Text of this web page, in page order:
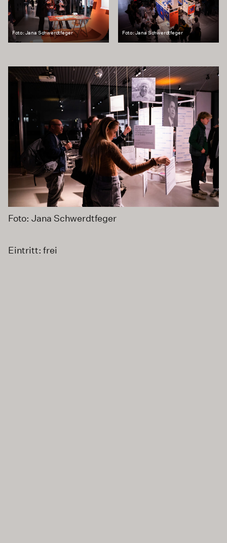
Foto: Jana Schwerdtfeger Foto: Jana Schwerdtfeger
Foto: Jana Schwerdtfeger
Eintritt: frei